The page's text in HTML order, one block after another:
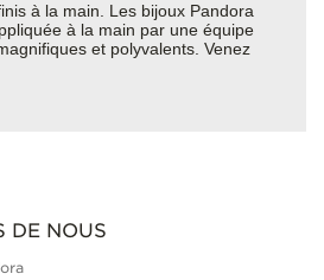
à la main. Les bijoux Pandora
à la main par une équipe
et polyvalents. Venez
DE NOUS